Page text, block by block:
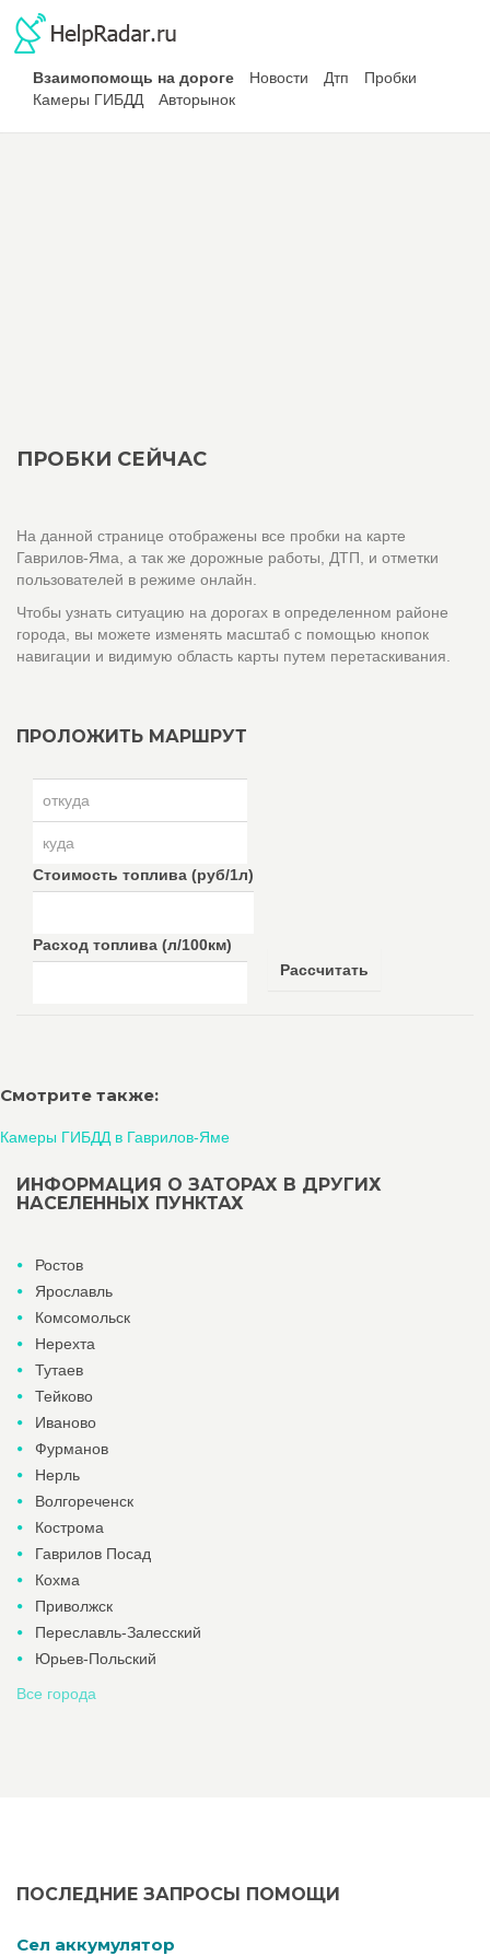
Взаимопомощь на дороге Новости Дтп
Пробки
Камеры ГИБДД
Авторынок
ПРОБКИ СЕЙЧАС
На данной странице отображены все пробки на карте
Гаврилов-Яма, а так же дорожные работы, ДТП, и отметки
пользователей в режиме онлайн.
Чтобы узнать ситуацию на дорогах в определенном районе
города, вы можете изменять масштаб с помощью кнопок
навигации и видимую область карты путем перетаскивания.
ПРОЛОЖИТЬ МАРШРУТ
Стоимость топлива (руб/1л)
Расход топлива (л/100км)
Рассчитать
Смотрите также:
Камеры ГИБДД в Гаврилов-Яме
ИНФОРМАЦИЯ О ЗАТОРАХ В ДРУГИХ
НАСЕЛЕННЫХ ПУНКТАХ
Ростов
Ярославль
Комсомольск
Нерехта
Тутаев
Тейково
Иваново
Фурманов
Нерль
Волгореченск
Кострома
Гаврилов Посад
Кохма
Приволжск
Переславль-Залесский
Юрьев-Польский
Все города
ПОСЛЕДНИЕ ЗАПРОСЫ ПОМОЩИ
Cел аккумулятор